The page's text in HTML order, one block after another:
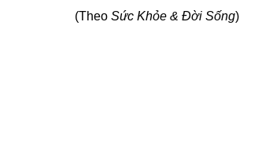
(TheoSức Khỏe & Đời Sống)